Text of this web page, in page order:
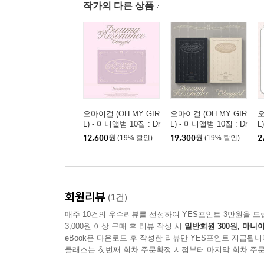
작가의 다른 상품
오마이걸 (OH MY GIR
L) - 미니앨범 10집 : Dr
eamy Resonance [PO
CA]
12,600원 (19% 할인)
오마이걸 (OH MY GIR
L) - 미니앨범 10집 : Dr
eamy Resonance [2종
중 1종 랜덤발송]
19,300원 (19% 할인)
회원리뷰 (1건)
매주 10건의 우수리뷰를 선정하여 YES포인트 3만원을 드
3,000원 이상 구매 후 리뷰 작성 시 일반회원 300원, 마니
eBook은 다운로드 후 작성한 리뷰만 YES포인트 지급됩니
클래스는 첫번째 회차 주문확정 시점부터 마지막 회차 주